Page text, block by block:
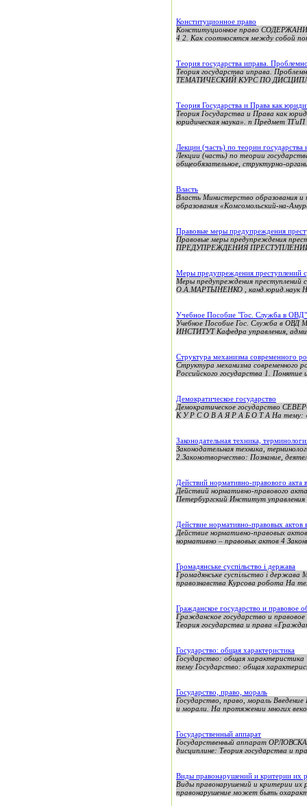
Конституционное право
Конституционное право
4 2. Как соотносятся между собой
Теория государства иправа.
Теория государства иправа.
ТЕМАТИЧЕСКИЙ КУРС ПО
Теория Государства и Права как
Теория Государства и Права как
юридическая наука». n Предмет
Лекции (часть) по теории государства
Лекции (часть) по теории
общеобязательное, структурно-
Власть
Власть Министерство образования и
образования «Комсомольский-на-
Правовые меры предупреждения
Правовые меры предупреждения
ПРЕДУПРЕЖДЕНИЯ
Меры предупреждения преступлений
Меры предупреждения преступлений
О.А.МАРТЫНЕНКО , канд.юрид.наук
Учебное Пособие "Гос. Служба в ОВД"
Учебное Пособие Гос. Служба в
ИНСТИТУТ Кафедра управления,
Структура механизма современного
Структура механизма современного
Российского государства 1. Понятие
Демократическое государство
Демократическое государство
К У Р С О В А Я Р А Б О Т А На тему:
Законодательная техника,
Законодательная техника,
2.Законотворчество: Познание,
Действий нормативно-правового акта
Действий нормативно-правового
Петербургский Институт
Действие нормативно-правовых
Действие нормативно-правовых
нормативно – правовых актов 4
Громадянське суспільство і держава
Громадянське суспільство і
правознавства Курсова робота На
Гражданское государство и правовое
Гражданское государство и
Теория государства и права
Государство: общая характеристика
Государство: общая характеристика
тему Государство: общая
Государство, право, мораль
Государство, право, мораль
и морали. На протяжении многих
Государственный аппарат
Государственный аппарат
дисциплине: Теория государства
Виды правонарушений и критерии их
Виды правонарушений и критерии их
правонарушение может быть